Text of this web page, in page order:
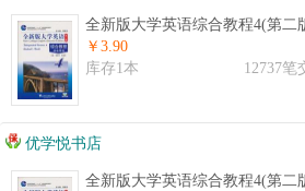
全新版大学英语综合教程4(第二
￥3.90
库存1本
12737笔
优学悦书店
全新版大学英语综合教程4(第二